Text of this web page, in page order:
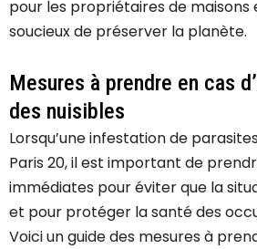
pour les propriétaires de maisons
soucieux de préserver la planète.
Mesures à prendre en cas
des nuisibles
Lorsqu’une infestation de
Paris 20, il est important de
immédiates pour éviter que la
et pour protéger la santé des
Voici un guide des mesures à